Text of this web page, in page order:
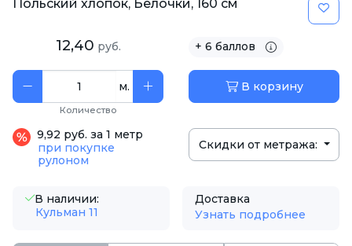
Польский хлопок, Белочки, 160 см
12,40 руб. + 6 баллов
м.
Количество
В корзину
9,92 руб. за 1 метр
при покупке
рулоном
Скидки от метража:
В наличии:
Кульман 11
Доставка
Узнать подробнее